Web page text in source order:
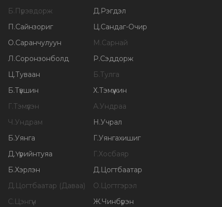
Б.Пүрэвдорж Д.Рэгдэл
П.Сайнзориг Ц.Сандаг-Очир
О.Саранчулуун М.Сарнай
Л.Соронзонболд Р.Сэддорж
Ц.Туваан Б.Тулга
Б.Түвшин Х.Тэмүүжин
Г.Тэмүүлэн А.Ундраа
Ч.Ундрам Н.Учрал
Б.Уянга Г.Уянгахишиг
Д.Үүрийнтуяа Г.Хосбаяр
Б.Хэрлэн Д.Цогтбаатар
Д.Цогтбаатар (Даваа) О.Цогтгэрэл
С.Цэнгүүн Ж.Чинбүрэн